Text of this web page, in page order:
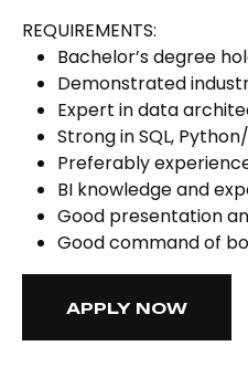
REQUIREMENTS:
Bachelor’s degree
Demonstrated
Expert in data
Strong in SQL,
Preferably
BI knowledge and
Good presentation
Good command of
APPLY NOW